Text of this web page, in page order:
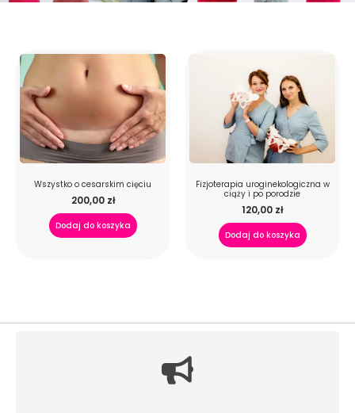
Wszystko o cesarskim cięciu
200,00 zł
Dodaj do koszyka
Fizjoterapia uroginekologiczna w
ciąży i po porodzie
120,00 zł
Dodaj do koszyka